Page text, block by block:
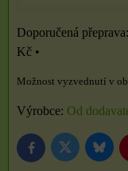
Kč •
Výrobce: Od
FacebookTwitter